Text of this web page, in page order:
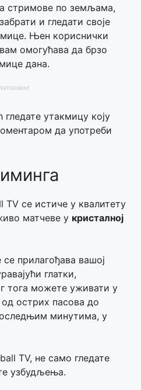
стримове по земљама,
и гледати своје
Њен кориснички
омогућава да брзо
дана.
утакмицу коју
да употреби
TV се истиче у квалитету
матчеве у кристалној
се прилагођава вашој
глатки,
тога можете уживати у
острих паcова до
минутима, у
TV, не само гледате
узбудљења.